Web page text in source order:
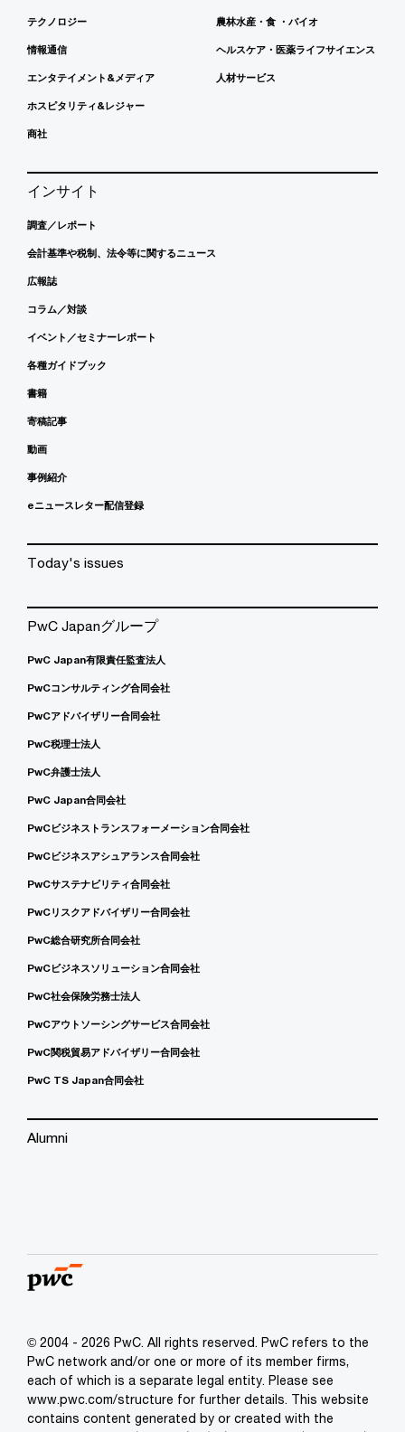
テクノロジー
情報通信
エンタテイメント&メディア
ホスピタリティ&レジャー
商社
農林水産・食 ・バイオ
ヘルスケア・医薬ライフサイエンス
人材サービス
インサイト
調査／レポート
会計基準や税制、法令等に関するニュース
広報誌
コラム／対談
イベント／セミナーレポート
各種ガイドブック
書籍
寄稿記事
動画
事例紹介
eニュースレター配信登録
Today's issues
PwC Japanグループ
PwC Japan有限責任監査法人
PwCコンサルティング合同会社
PwCアドバイザリー合同会社
PwC税理士法人
PwC弁護士法人
PwC Japan合同会社
PwCビジネストランスフォーメーション合同会社
PwCビジネスアシュアランス合同会社
PwCサステナビリティ合同会社
PwCリスクアドバイザリー合同会社
PwC総合研究所合同会社
PwCビジネスソリューション合同会社
PwC社会保険労務士法人
PwCアウトソーシングサービス合同会社
PwC関税貿易アドバイザリー合同会社
PwC TS Japan合同会社
Alumni
© 2004 - 2026 PwC. All rights reserved. PwC refers to the
PwC network and/or one or more of its member firms,
each of which is a separate legal entity. Please see
www.pwc.com/structure for further details. This website
contains content generated by or created with the